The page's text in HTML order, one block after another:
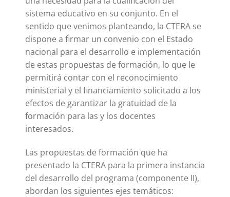
sistema educativo en su conjunto. En el
sentido que venimos planteando, la CTERA se
dispone a firmar un convenio con el Estado
nacional para el desarrollo e implementación
de estas propuestas de formación, lo que le
permitirá contar con el reconocimiento
ministerial y el financiamiento solicitado a los
efectos de garantizar la gratuidad de la
formación para las y los docentes
interesados.
Las propuestas de formación que ha
presentado la CTERA para la primera instancia
del desarrollo del programa (componente II),
abordan los siguientes ejes temáticos: